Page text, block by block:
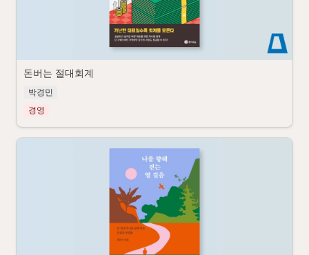
돈버는 절대회계
박경민
경영